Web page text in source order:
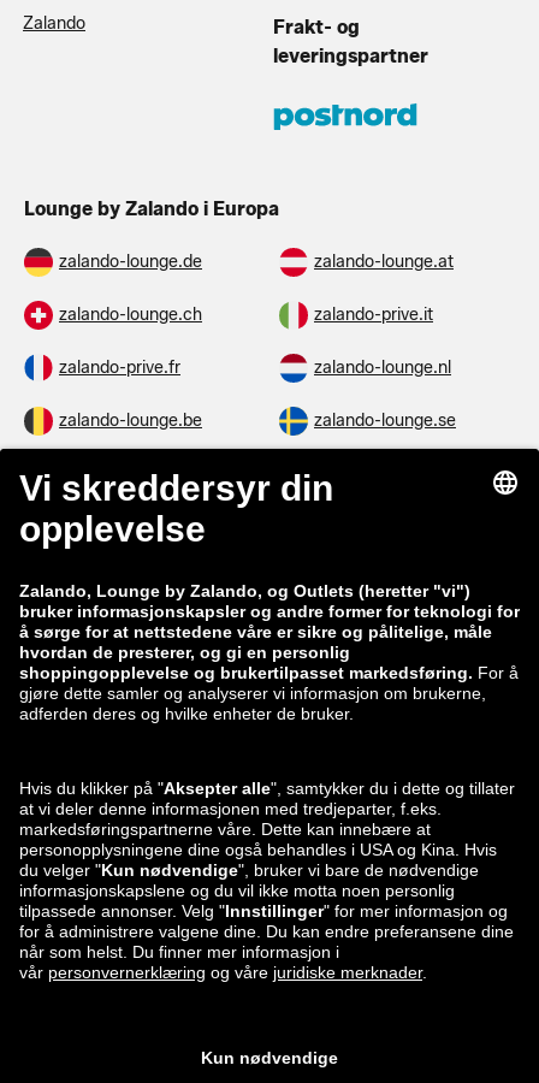
Zalando
Frakt- og
leveringspartner
Lounge by Zalando i Europa
zalando-lounge.de zalando-lounge.at
zalando-lounge.ch zalando-prive.it
zalando-prive.fr zalando-lounge.nl
zalando-lounge.be zalando-lounge.se
zalando-lounge.fi
zalando-lounge.co.uk
zalando-lounge.lt zalando-lounge.sk
zalando-lounge.ro zalando-lounge.hr
zalando-lounge.lu zalando-lounge.ee
zalando-lounge.lv zalando-lounge.no
Du finner oss
også på